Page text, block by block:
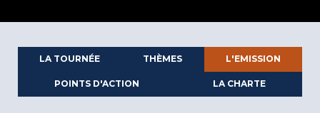
LA TOURNÉE THÈMES L'EMISSION
POINTS D'ACTION LA CHARTE